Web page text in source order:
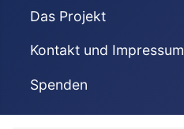
Das Projekt
Kontakt und Impressum
Spenden